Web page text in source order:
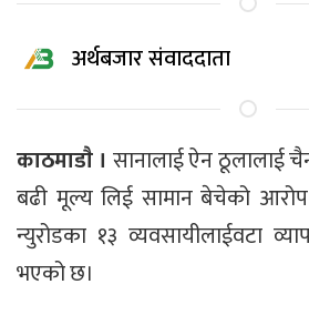
अर्थबजार संवाददाता
काठमाडाै । सानालाई ऐन ठूलालाई
बढी मूल्य लिई सामान बेचेको आरोप
न्युरोडका १३ व्यवसायीलाईवटा
भएको छ।